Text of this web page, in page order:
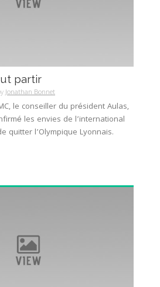
partir
Jonathan Bonnet
le conseiller du président Aulas,
les envies de l’international
quitter l’Olympique Lyonnais.